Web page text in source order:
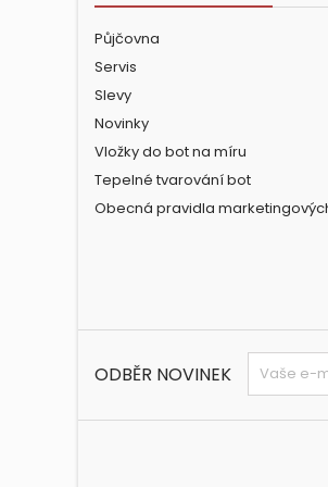
Půjčovna
Servis
Slevy
Novinky
Vložky do bot na míru
Tepelné tvarování bot
Obecná pravidla
ODBĚR NOVINEK